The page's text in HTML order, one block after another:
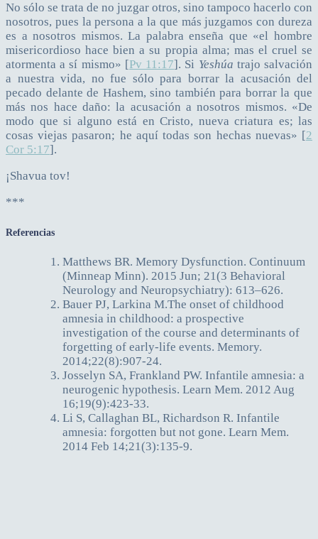
No sólo se trata de no juzgar otros, sino tampoco hacerlo con
nosotros, pues la persona a la que más juzgamos con dureza
es a nosotros mismos. La palabra enseña que «el hombre
misericordioso hace bien a su propia alma; mas el cruel se
atormenta a sí mismo» [Pv 11:17]. Si Yeshúa trajo salvación
a nuestra vida, no fue sólo para borrar la acusación del
pecado delante de Hashem, sino también para borrar la que
más nos hace daño: la acusación a nosotros mismos. «De
modo que si alguno está en Cristo, nueva criatura es; las
cosas viejas pasaron; he aquí todas son hechas nuevas» [2
Cor 5:17].
¡Shavua tov!
***
Referencias
Matthews BR. Memory Dysfunction. Continuum
(Minneap Minn). 2015 Jun; 21(3 Behavioral
Neurology and Neuropsychiatry): 613–626.
Bauer PJ, Larkina M.The onset of childhood
amnesia in childhood: a prospective
investigation of the course and determinants of
forgetting of early-life events. Memory.
2014;22(8):907-24.
Josselyn SA, Frankland PW. Infantile amnesia: a
neurogenic hypothesis. Learn Mem. 2012 Aug
16;19(9):423-33.
Li S, Callaghan BL, Richardson R. Infantile
amnesia: forgotten but not gone. Learn Mem.
2014 Feb 14;21(3):135-9.